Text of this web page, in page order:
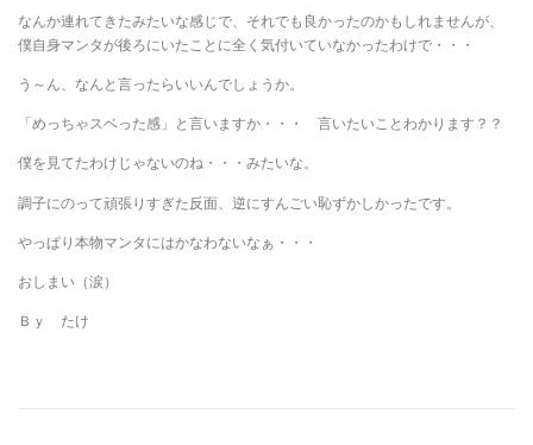
なんか連れてきたみたいな感じで、それでも良かったのかもしれませんが、
僕自身マンタが後ろにいたことに全く気付いていなかったわけで・・・
う～ん、なんと言ったらいいんでしょうか。
「めっちゃスベった感」と言いますか・・・ 言いたいことわかります？？
僕を見てたわけじゃないのね・・・みたいな。
調子にのって頑張りすぎた反面、逆にすんごい恥ずかしかったです。
やっぱり本物マンタにはかなわないなぁ・・・
おしまい（涙）
Ｂｙ たけ